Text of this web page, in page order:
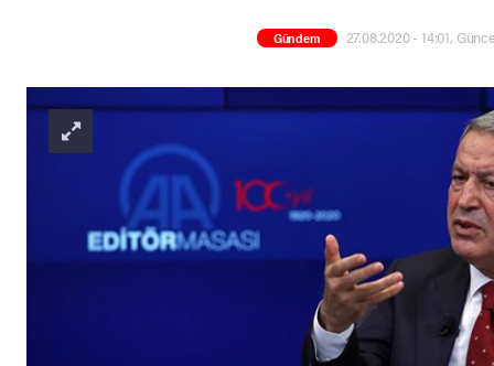
Gündem 27.08.2020 - 14:01,